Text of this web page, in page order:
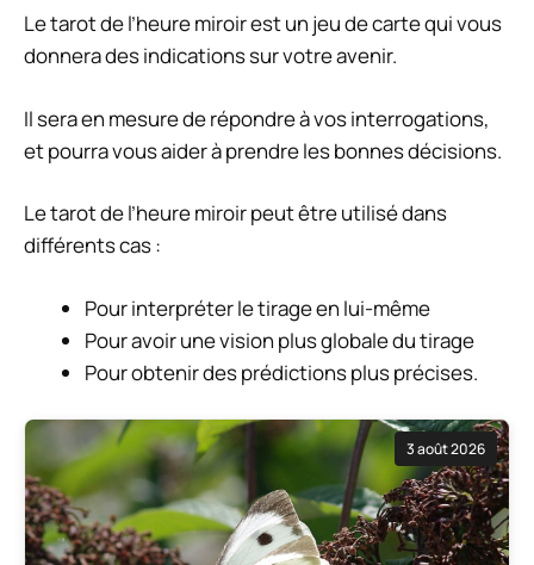
Le tarot de l’heure miroir est un jeu de carte qui vous
donnera des indications sur votre avenir.
Il sera en mesure de répondre à vos interrogations,
et pourra vous aider à prendre les bonnes décisions.
Le tarot de l’heure miroir peut être utilisé dans
différents cas :
Pour interpréter le tirage en lui-même
Pour avoir une vision plus globale du tirage
Pour obtenir des prédictions plus précises.
3 août 2026